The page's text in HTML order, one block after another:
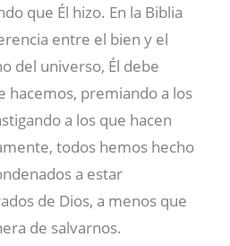
que Él hizo. En la Biblia
entre el bien y el
del universo, Él debe
hacemos, premiando a los
a los que hacen
todos hemos hecho
a estar
de Dios, a menos que
de salvarnos.